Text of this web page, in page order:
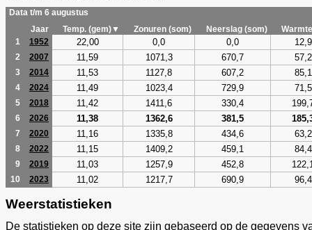
Data t/m 6 augustus
Jaar
Temp. (gem)▼ Zonuren (som) Neerslag (som)
1
1952 22,00 0,0 0,0 12,9
2 2007 11,59 1071,3 670,7 57,2
3 2014 11,53 1127,8 607,2 85,1
4 2024 11,49 1023,4 729,9 71,5
5 2018 11,42 1411,6 330,4
6 2026 11,38 1362,6 381,5
7 2020 11,16 1335,8 434,6 63,2
8 2022 11,15 1409,2 459,1 84,4
9 2019 11,03 1257,9 452,8
10 2023 11,02 1217,7 690,9 96,4
Weerstatistieken
De statistieken op deze site zijn gebaseerd op de gegevens